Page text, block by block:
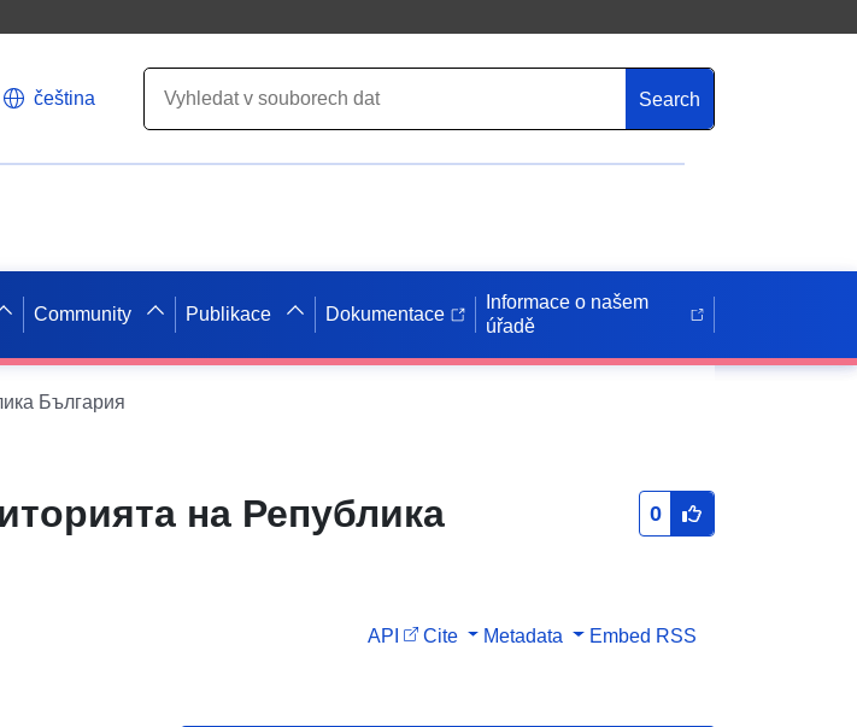
čeština Search
Community Publikace Dokumentace
Informace o našem
úřadě
България
на Република
0
API Cite Metadata Embed RSS